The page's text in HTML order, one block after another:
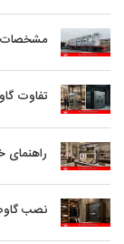
مشخصات
تفاوت
راهنمای
نصب